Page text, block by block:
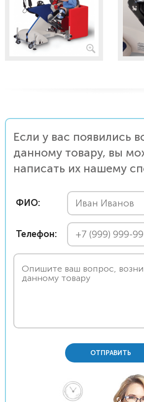
Если у вас появились
данному товару, вы
написать их нашему
ФИО:
Телефон:
ОТПРАВИТЬ